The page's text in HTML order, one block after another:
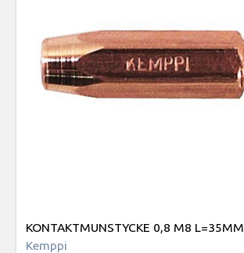
KONTAKTMUNSTYCKE 0,8 M8 L=35MM
Kemppi